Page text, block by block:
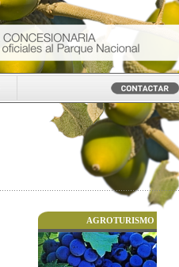
AGROTURISMO